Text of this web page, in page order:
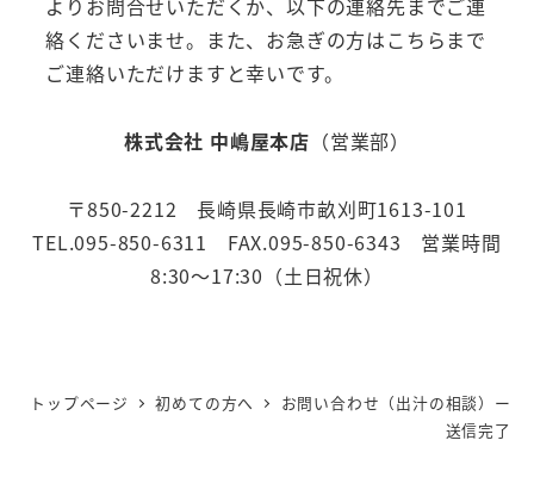
よりお問合せいただくか、以下の連絡先までご連
絡くださいませ。また、お急ぎの方はこちらまで
ご連絡いただけますと幸いです。
株式会社 中嶋屋本店 （営業部）
〒850-2212 長崎県長崎市畝刈町1613-101
TEL.095-850-6311 FAX.095-850-6343 営業時間
8:30～17:30（土日祝休）
トップページ 初めての方へ
お問い合わせ（出汁の相談）ー
送信完了